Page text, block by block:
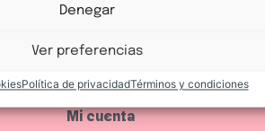
Denegar
Ver preferencias
Política de privacidadTérminos y condiciones
Términos y
Mi espacio
Mi cuenta